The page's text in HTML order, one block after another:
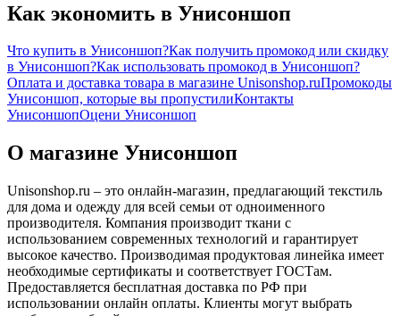
Как экономить в Унисоншоп
Что купить в Унисоншоп?Как получить промокод или скидку
в Унисоншоп?Как использовать промокод в Унисоншоп?
Оплата и доставка товара в магазине Unisonshop.ruПромокоды
Унисоншоп, которые вы пропустилиКонтакты
УнисоншопОцени Унисоншоп
О магазине Унисоншоп
Unisonshop.ru – это онлайн-магазин, предлагающий текстиль
для дома и одежду для всей семьи от одноименного
производителя. Компания производит ткани с
использованием современных технологий и гарантирует
высокое качество. Производимая продуктовая линейка имеет
необходимые сертификаты и соответствует ГОСТам.
Предоставляется бесплатная доставка по РФ при
использовании онлайн оплаты. Клиенты могут выбрать